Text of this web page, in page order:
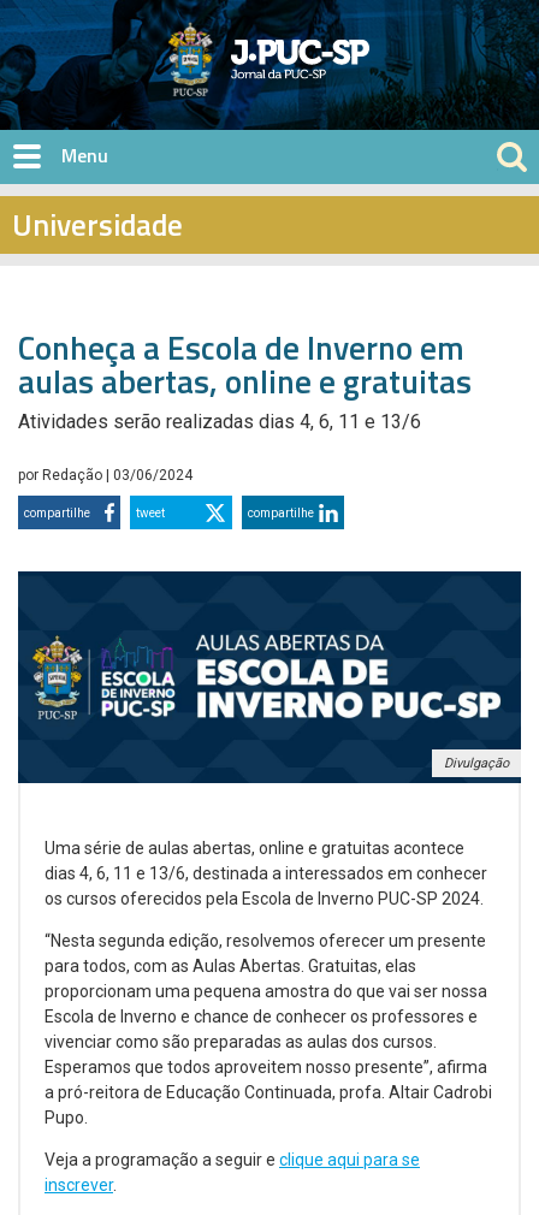
Pular para o conteúdo principal
Universidade
Conheça a Escola de Inverno em
aulas abertas, online e gratuitas
Atividades serão realizadas dias 4, 6, 11 e 13/6
por Redação | 03/06/2024
compartilhe tweet compartilhe
Divulgação
Uma série de aulas abertas, online e gratuitas acontece
dias 4, 6, 11 e 13/6, destinada a interessados em conhecer
os cursos oferecidos pela Escola de Inverno PUC-SP 2024.
“Nesta segunda edição, resolvemos oferecer um presente
para todos, com as Aulas Abertas. Gratuitas, elas
proporcionam uma pequena amostra do que vai ser nossa
Escola de Inverno e chance de conhecer os professores e
vivenciar como são preparadas as aulas dos cursos.
Esperamos que todos aproveitem nosso presente”, afirma
a pró-reitora de Educação Continuada, profa. Altair Cadrobi
Pupo.
Veja a programação a seguir e clique aqui para se
inscrever.